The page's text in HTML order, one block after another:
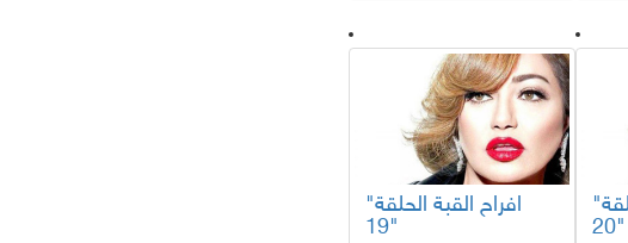
"افراح القبة الحلقة
20"
"افراح القبة الحلقة
19"